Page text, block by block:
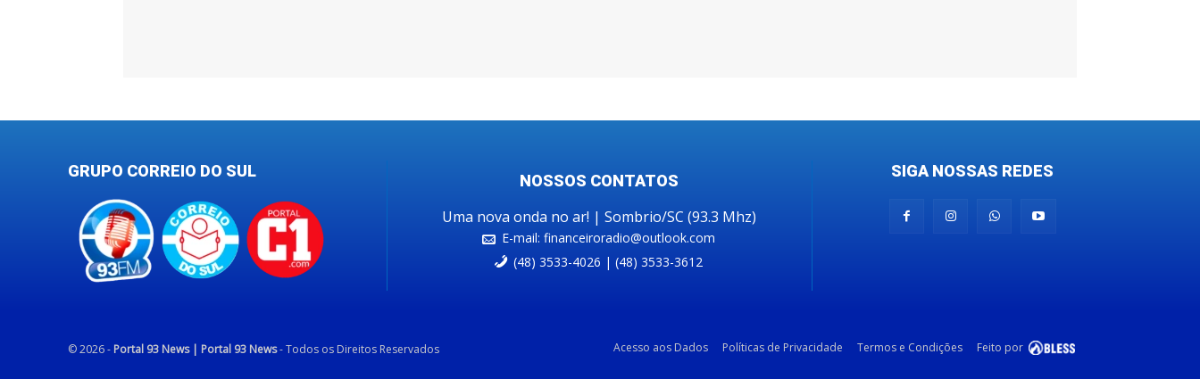
GRUPO CORREIO DO SUL NOSSOS CONTATOS
Uma nova onda no ar! | Sombrio/SC (93.3 Mhz)
E-mail: financeiroradio@outlook.com
(48) 3533-4026 | (48) 3533-3612
SIGA NOSSAS REDES
© 2026 - Portal 93 News | Portal 93 News- Todos os Direitos Reservados Acesso aos Dados Políticas de Privacidade Termos e Condições Feito por